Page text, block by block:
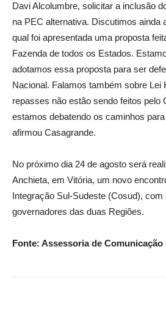
Davi Alcolumbre, solicitar a inclusão
na PEC alternativa. Discutimos ainda
qual foi apresentada uma proposta
Fazenda de todos os Estados.
adotamos essa proposta para ser
Nacional. Falamos também sobre Lei
repasses não estão sendo feitos pelo
estamos debatendo os caminhos
afirmou Casagrande.
No próximo dia 24 de agosto será
Anchieta, em Vitória, um novo
Integração Sul-Sudeste (Cosud),
governadores das duas Regiões.
Fonte: Assessoria de